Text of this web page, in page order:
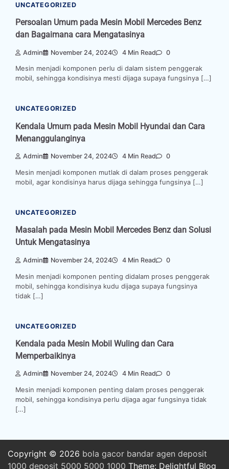
UNCATEGORIZED
Persoalan Umum pada Mesin Mobil Mercedes Benz
dan Bagaimana cara Mengatasinya
Admin November 24, 2024 4 Min Read 0
Mesin menjadi komponen perlu di dalam sistem penggerak
mobil, sehingga kondisinya mesti dijaga supaya fungsinya […]
UNCATEGORIZED
Kendala Umum pada Mesin Mobil Hyundai dan Cara
Menanggulanginya
Admin November 24, 2024 4 Min Read 0
Mesin menjadi komponen mutlak di dalam proses penggerak
mobil, agar kondisinya harus dijaga sehingga fungsinya […]
UNCATEGORIZED
Masalah pada Mesin Mobil Mercedes Benz dan Solusi
Untuk Mengatasinya
Admin November 24, 2024 4 Min Read 0
Mesin menjadi komponen penting didalam proses penggerak
mobil, sehingga kondisinya kudu dijaga supaya fungsinya
tidak […]
UNCATEGORIZED
Kendala pada Mesin Mobil Wuling dan Cara
Memperbaikinya
Admin November 24, 2024 4 Min Read 0
Mesin menjadi komponen penting dalam proses penggerak
mobil, sehingga kondisinya perlu dijaga agar fungsinya tidak
[…]
Copyright © 2026 bola gacor bandar agen deposit
1000 deposit 5000 5000 1000 Theme: Delightful Blog